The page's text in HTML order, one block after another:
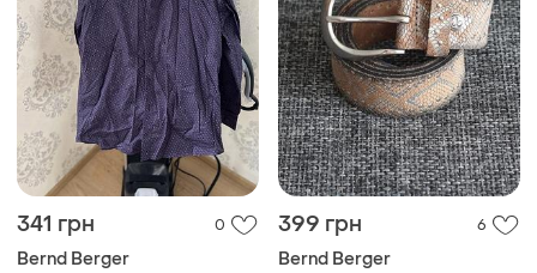
341 грн 0
Bernd Berger
399 грн 6
Bernd Berger